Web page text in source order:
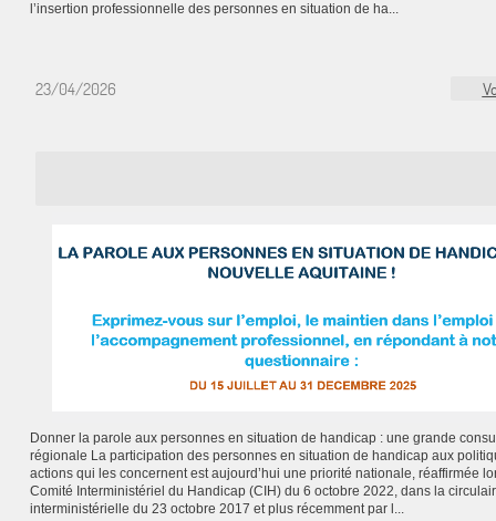
l’insertion professionnelle des personnes en situation de ha...
23/04/2026
Donner la parole aux personnes en situation de handicap : une grande
régionale La participation des personnes en situation de handicap aux
actions qui les concernent est aujourd’hui une priorité nationale, réaffirmée
Comité Interministériel du Handicap (CIH) du 6 octobre 2022, dans la
interministérielle du 23 octobre 2017 et plus récemment par l...